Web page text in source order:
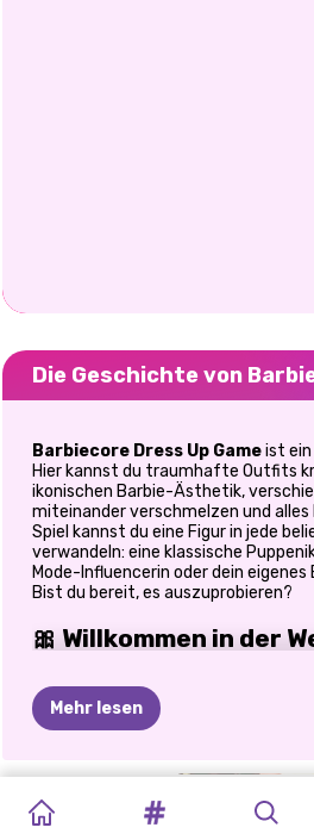
Die Geschichte von
Barbiecore Dress Up Gameist ein
Hier kannst du traumhafte Outfits
ikonischen Barbie-Ästhetik,
miteinander verschmelzen und alles
Spiel kannst du eine Figur in jede
verwandeln: eine klassische
Mode-Influencerin oder dein
Bist du bereit, es auszuprobieren?
🎀 Willkommen in der
In diesem Online-Anziehspiel für
ganz dem Spaß am Stylen hingeben
und Selbstbewusstsein. Vom ersten
mit dem Stylen beginnst, fühlst du
riesigen Puppenkleiderschrank
Mehr lesen
PASTEL
BARBIE-
ELLIE
STECKT
ELLIE
LEBEN
BOYFRIEND
ELLIE
MODEPOLIZEI
FASHION-
SHOWDOWN: